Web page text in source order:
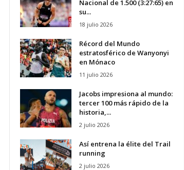
Nacional de 1.500 (3:27:65) en
su...
18 julio 2026
Récord del Mundo
estratosférico de Wanyonyi
en Mónaco
11 julio 2026
Jacobs impresiona al mundo:
tercer 100 más rápido de la
historia,...
2 julio 2026
Así entrena la élite del Trail
running
2 julio 2026